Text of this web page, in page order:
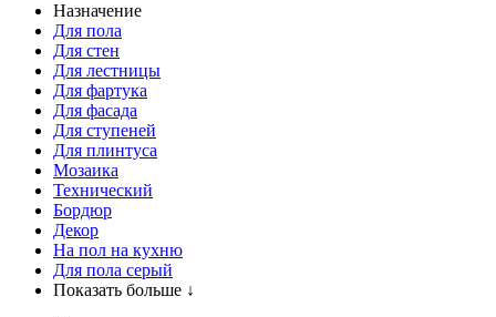
Назначение
Для пола
Для стен
Для лестницы
Для фартука
Для фасада
Для ступеней
Для плинтуса
Мозаика
Технический
Бордюр
Декор
На пол на кухню
Для пола серый
Показать больше ↓